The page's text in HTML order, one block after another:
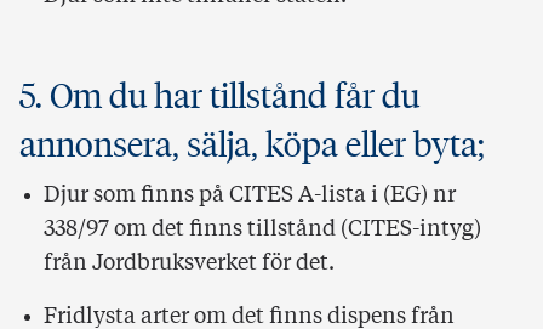
5. Om du har tillstånd får du
annonsera, sälja, köpa eller byta;
Djur som finns på CITES A-lista i (EG) nr
338/97 om det finns tillstånd (CITES-intyg)
från Jordbruksverket för det.
Fridlysta arter om det finns dispens från